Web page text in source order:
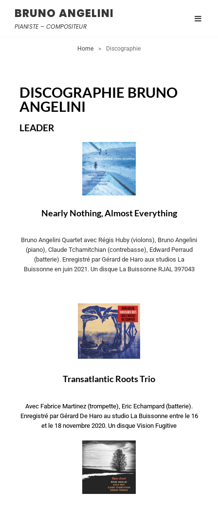
BRUNO ANGELINI
PIANISTE – COMPOSITEUR
Home > Discographie
DISCOGRAPHIE BRUNO
ANGELINI
LEADER
Nearly Nothing, Almost Everything
Bruno Angelini Quartet avec Régis Huby (violons), Bruno Angelini
(piano), Claude Tchamitchian (contrebasse), Edward Perraud
(batterie). Enregistré par Gérard de Haro aux studios La
Buissonne en juin 2021. Un disque La Buissonne RJAL 397043
Transatlantic Roots Trio
Avec Fabrice Martinez (trompette), Eric Echampard (batterie).
Enregistré par Gérard De Haro au studio La Buissonne entre le 16
et le 18 novembre 2020. Un disque Vision Fugitive